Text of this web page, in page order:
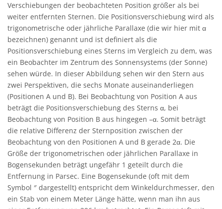
Verschiebungen der beobachteten Position größer als bei
weiter entfernten Sternen. Die Positionsverschiebung wird als
trigonometrische oder jährliche Parallaxe (die wir hier mit α
bezeichnen) genannt und ist definiert als die
Positionsverschiebung eines Sterns im Vergleich zu dem, was
ein Beobachter im Zentrum des Sonnensystems (der Sonne)
sehen würde. In dieser Abbildung sehen wir den Stern aus
zwei Perspektiven, die sechs Monate auseinanderliegen
(Positionen A und B). Bei Beobachtung von Position A aus
beträgt die Positionsverschiebung des Sterns α, bei
Beobachtung von Position B aus hingegen –α. Somit beträgt
die relative Differenz der Sternposition zwischen der
Beobachtung von den Positionen A und B gerade 2α. Die
Größe der trigonometrischen oder jährlichen Parallaxe in
Bogensekunden beträgt ungefähr 1 geteilt durch die
Entfernung in Parsec. Eine Bogensekunde (oft mit dem
Symbol ″ dargestellt) entspricht dem Winkeldurchmesser, den
ein Stab von einem Meter Länge hätte, wenn man ihn aus